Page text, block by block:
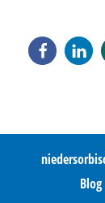
Blog